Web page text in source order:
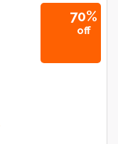
70%
off